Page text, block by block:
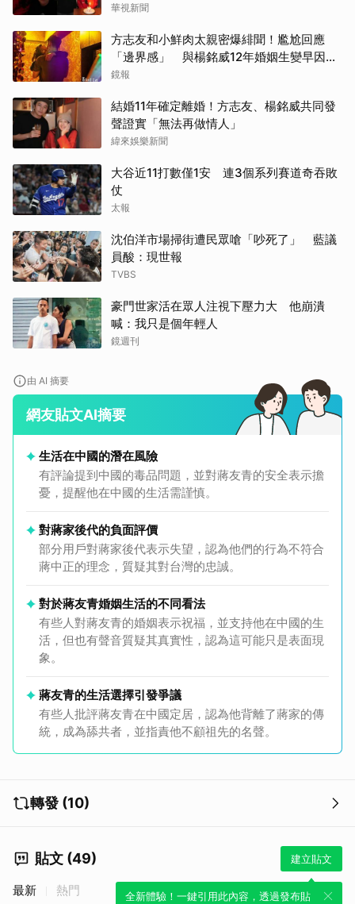
華視新聞
方志友和小鮮肉太親密爆緋聞！尷尬回應
「邊界感」 與楊銘威12年婚姻生變早因
「這問題」洩端倪
鏡報
結婚11年確定離婚！方志友、楊銘威共同發
聲證實「無法再做情人」
緯來娛樂新聞
大谷近11打數僅1安 連3個系列賽道奇吞敗
仗
太報
沈伯洋市場掃街遭民眾嗆「吵死了」 藍議
員酸：現世報
TVBS
豪門世家活在眾人注視下壓力大 他崩潰
喊：我只是個年輕人
鏡週刊
由 AI 摘要
網友貼文AI摘要
生活在中國的潛在風險
有評論提到中國的毒品問題，並對蔣友青的安全表示擔
憂，提醒他在中國的生活需謹慎。
對蔣家後代的負面評價
部分用戶對蔣家後代表示失望，認為他們的行為不符合
蔣中正的理念，質疑其對台灣的忠誠。
對於蔣友青婚姻生活的不同看法
有些人對蔣友青的婚姻表示祝福，並支持他在中國的生
活，但也有聲音質疑其真實性，認為這可能只是表面現
象。
蔣友青的生活選擇引發爭議
有些人批評蔣友青在中國定居，認為他背離了蔣家的傳
統，成為舔共者，並指責他不顧祖先的名聲。
轉發 (10)
貼文 (49) 建立貼文
全新體驗！一鍵引用此內容，透過發布貼
最新 熱門